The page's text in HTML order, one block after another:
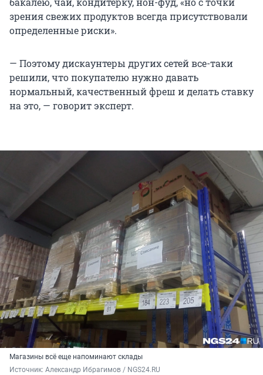
зрения свежих продуктов всегда присутствовали
определенные риски».
— Поэтому дискаунтеры других сетей все-таки
решили, что покупателю нужно давать
нормальный, качественный фреш и делать ставку
на это, — говорит эксперт.
Магазины всё еще напоминают склады
Источник: Александр Ибрагимов / NGS24.RU